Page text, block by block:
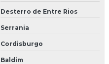
Desterro de Entre Rios
Serrania
Cordisburgo
Baldim